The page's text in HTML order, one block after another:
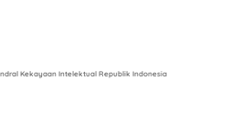
Kekayaan Intelektual Republik Indonesia